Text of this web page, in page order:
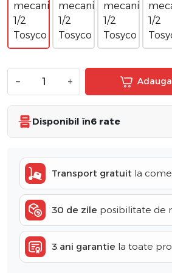
− +
Disponibil în6 rate
Transport gratuit la
30 de zile posibilitate de
3 ani garantie la toate